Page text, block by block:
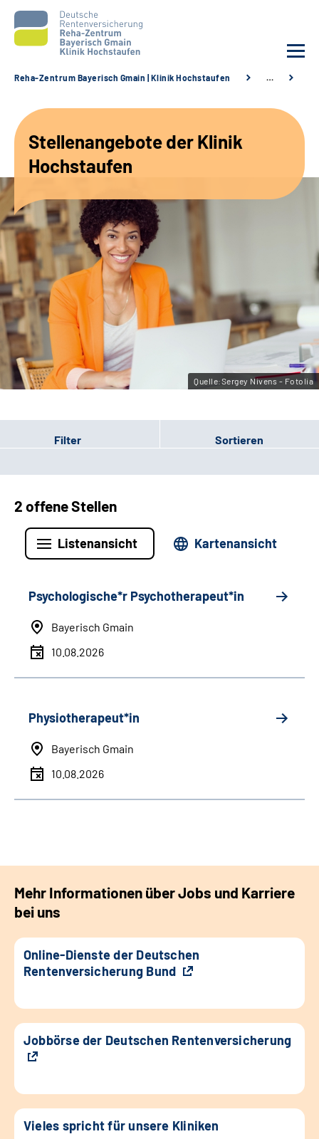
Unsere Angebote
Karriere
Sozialdienste & Zuweisende
Suche
Leichte Sprache
Gebärdensprache
Reha-Zentrum Bayerisch Gmain | Klinik Hochstaufen …
Stellenangebote der Klinik
Hochstaufen
Quelle:Sergey Nivens - Fotolia
Filter Sortieren
2 offene Stellen
Listenansicht Kartenansicht
Psychologische*r Psychotherapeut*in
Bayerisch Gmain
10.08.2026
Physiotherapeut*in
Bayerisch Gmain
10.08.2026
Mehr Informationen über Jobs und Karriere
bei uns
Online-Dienste der Deutschen
Rentenversicherung Bund
Jobbörse der Deutschen Rentenversicherung
Vieles spricht für unsere Kliniken